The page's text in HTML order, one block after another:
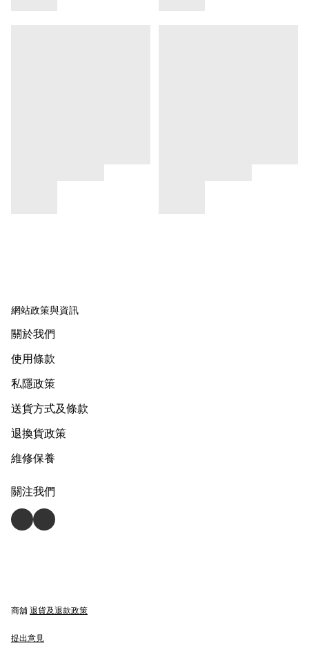
網站政策與資訊
關於我們
使用條款
私隱政策
送貨方式及條款
退換貨政策
維修保養
關注我們
商舖 退貨及退款政策
提出意見